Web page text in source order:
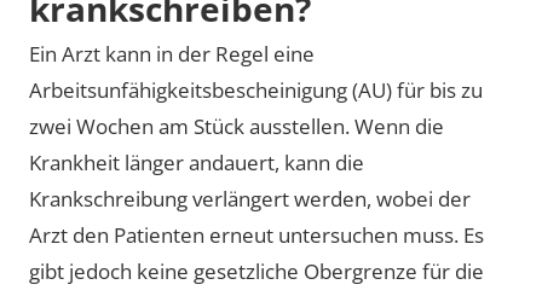
Ein Arzt kann in der Regel eine
Arbeitsunfähigkeitsbescheinigung (AU) für bis zu
zwei Wochen am Stück ausstellen. Wenn die
Krankheit länger andauert, kann die
Krankschreibung verlängert werden, wobei der
Arzt den Patienten erneut untersuchen muss. Es
gibt jedoch keine gesetzliche Obergrenze für die